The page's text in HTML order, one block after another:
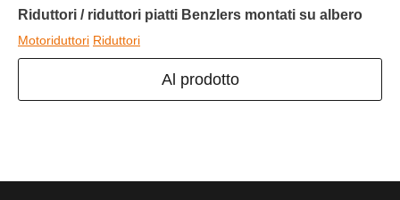
Riduttori / riduttori piatti Benzlers montati su albero
Motoriduttori Riduttori
Al prodotto